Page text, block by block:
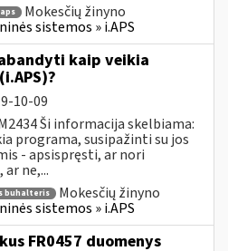
Mokesčių žinyno
sistemos » i.APS
kaip veikia
10-09
Ši informacija skelbiama:
programa, susipažinti su jos
- apsispręsti, ar nori
ne,...
buhalteris
Mokesčių žinyno
sistemos » i.APS
FR0457 duomenys